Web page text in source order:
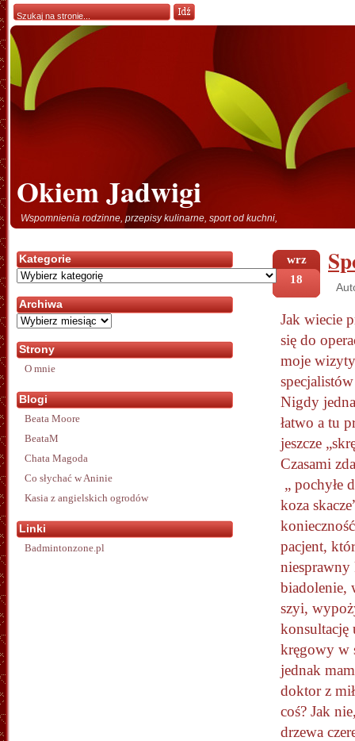
Okiem Jadwigi
Wspomnienia rodzinne, przepisy kulinarne, sport od kuchni,
wrz
18
Jak wiecie
się do
moje
Nigdy
łatwo a tu
jeszcze
Czasami
„ pochyłe
koza
pacjent,
niesprawny
biadolenie,
szyi,
konsultację
kręgowy w
jednak
doktor z
coś? Jak
drzewa
Kategorie
Kategorie
Archiwa
Archiwa
Strony
O mnie
Blogi
Beata Moore
BeataM
Chata Magoda
Co słychać w Aninie
Kasia z angielskich ogrodów
Linki
Badmintonzone.pl